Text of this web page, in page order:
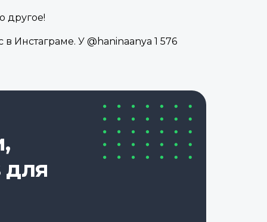
другое!
Инстаграме. У @haninaanya 1 576
для